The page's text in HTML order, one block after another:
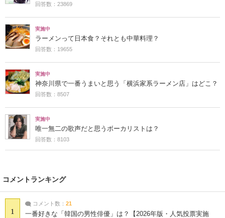
回答数：23869
実施中
ラーメンって日本食？それとも中華料理？
回答数：19655
実施中
神奈川県で一番うまいと思う「横浜家系ラーメン店」はどこ？
回答数：8507
実施中
唯一無二の歌声だと思うボーカリストは？
回答数：8103
コメントランキング
1
コメント数： 21
一番好きな「韓国の男性俳優」は？【2026年版・人気投票実施